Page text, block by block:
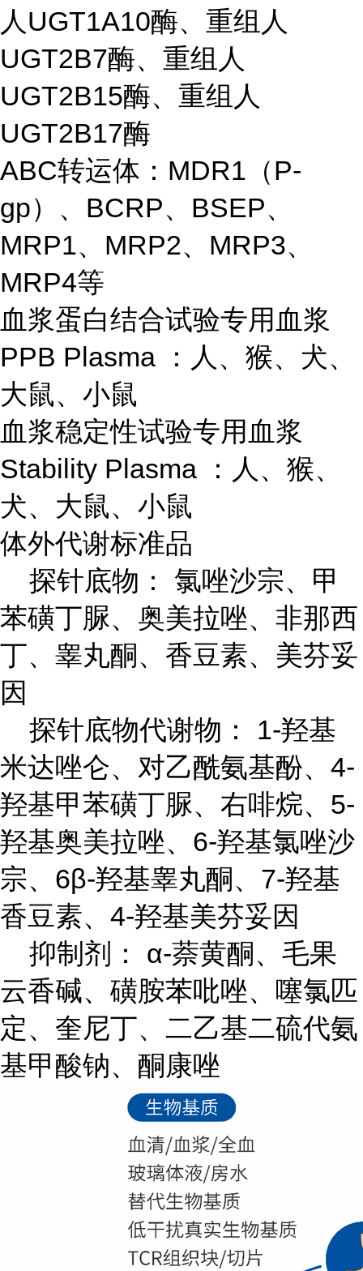
人UGT1A10酶、重组人
UGT2B7酶、重组人
UGT2B15酶、重组人
UGT2B17酶
ABC转运体：MDR1（P-
gp）、BCRP、BSEP、
MRP1、MRP2、MRP3、
MRP4等
血浆蛋白结合试验专用血浆
PPB Plasma ：人、猴、犬、
大鼠、小鼠
血浆稳定性试验专用血浆
Stability Plasma ：人、猴、
犬、大鼠、小鼠
体外代谢标准品
探针底物： 氯唑沙宗、甲
苯磺丁脲、奥美拉唑、非那西
丁、睾丸酮、香豆素、美芬妥
因
探针底物代谢物： 1-羟基
米达唑仑、对乙酰氨基酚、4-
羟基甲苯磺丁脲、右啡烷、5-
羟基奥美拉唑、6-羟基氯唑沙
宗、6β-羟基睾丸酮、7-羟基
香豆素、4-羟基美芬妥因
抑制剂： α-萘黄酮、毛果
云香碱、磺胺苯吡唑、噻氯匹
定、奎尼丁、二乙基二硫代氨
基甲酸钠、酮康唑